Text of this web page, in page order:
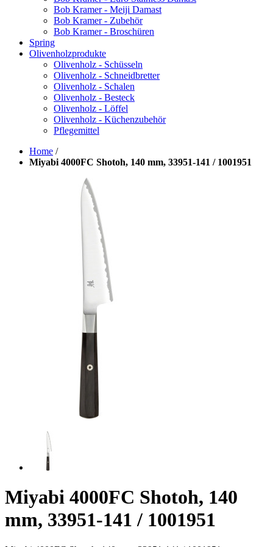
Bob Kramer - Meiji Damast
Bob Kramer - Zubehör
Bob Kramer - Broschüren
Spring
Olivenholzprodukte
Olivenholz - Schüsseln
Olivenholz - Schneidbretter
Olivenholz - Schalen
Olivenholz - Besteck
Olivenholz - Löffel
Olivenholz - Küchenzubehör
Pflegemittel
Home /
Miyabi 4000FC Shotoh, 140 mm, 33951-141 / 1001951
Miyabi 4000FC Shotoh, 140
mm, 33951-141 / 1001951